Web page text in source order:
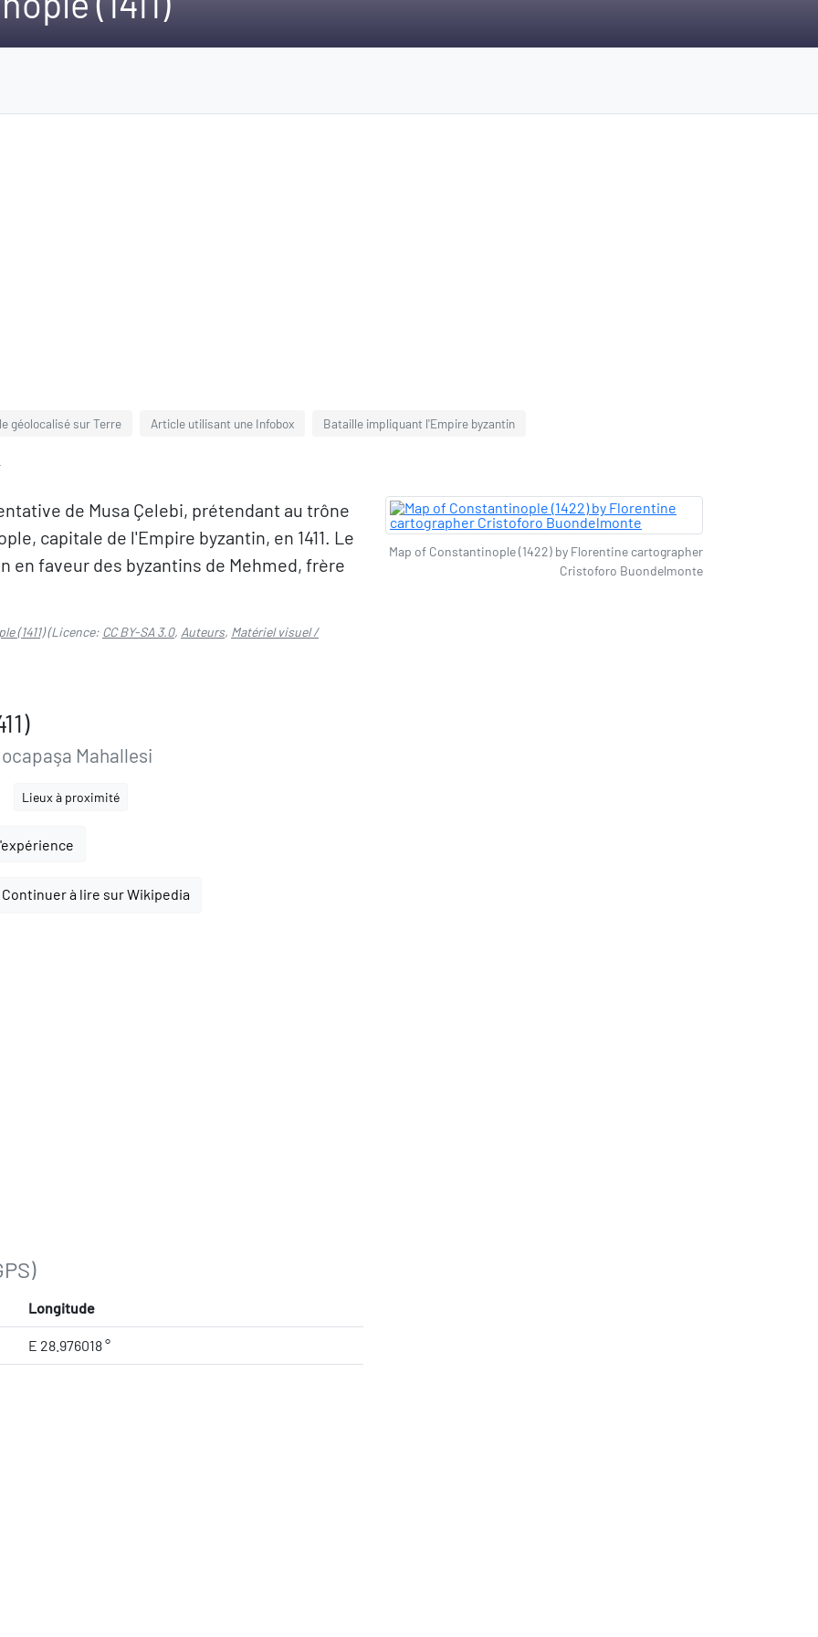
géolocalisé sur Terre Article utilisant une Infobox Bataille impliquant l'Empire byzantin
de Musa Çelebi, prétendant au trône
capitale de l'Empire byzantin, en 1411. Le
faveur des byzantins de Mehmed, frère
(1411)(Licence: CC BY-SA 3.0, Auteurs, Matériel visuel /
Mahallesi
Lieux à proximité
Continuer à lire sur Wikipedia
Longitude
E 28.976018 °
Map of Constantinople (1422) by Florentine cartographer
Cristoforo Buondelmonte